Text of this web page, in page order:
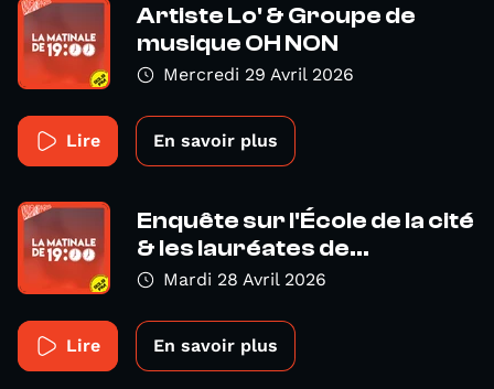
Artiste Lo' & Groupe de
musique OH NON
Mercredi 29 Avril 2026
Lire En savoir plus
Enquête sur l'École de la cité
& les lauréates de...
Mardi 28 Avril 2026
Lire En savoir plus